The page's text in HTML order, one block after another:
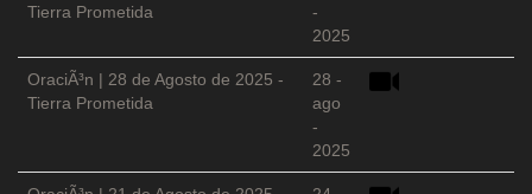
Tierra Prometida
-
2025
OraciÃ³n | 28 de Agosto de 2025 -
Tierra Prometida
28 -
ago
-
2025